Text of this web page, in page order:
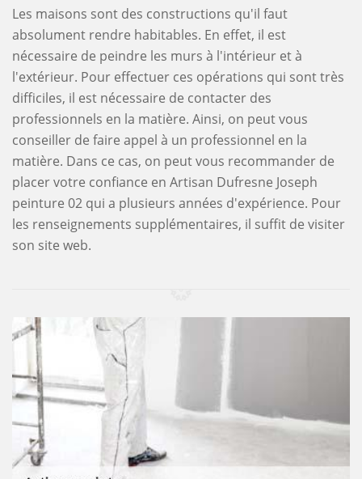
Les maisons sont des constructions qu'il faut
absolument rendre habitables. En effet, il est
nécessaire de peindre les murs à l'intérieur et à
l'extérieur. Pour effectuer ces opérations qui sont très
difficiles, il est nécessaire de contacter des
professionnels en la matière. Ainsi, on peut vous
conseiller de faire appel à un professionnel en la
matière. Dans ce cas, on peut vous recommander de
placer votre confiance en Artisan Dufresne Joseph
peinture 02 qui a plusieurs années d'expérience. Pour
les renseignements supplémentaires, il suffit de visiter
son site web.